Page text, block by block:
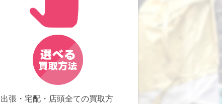
出張・宅配・店頭全ての買取方